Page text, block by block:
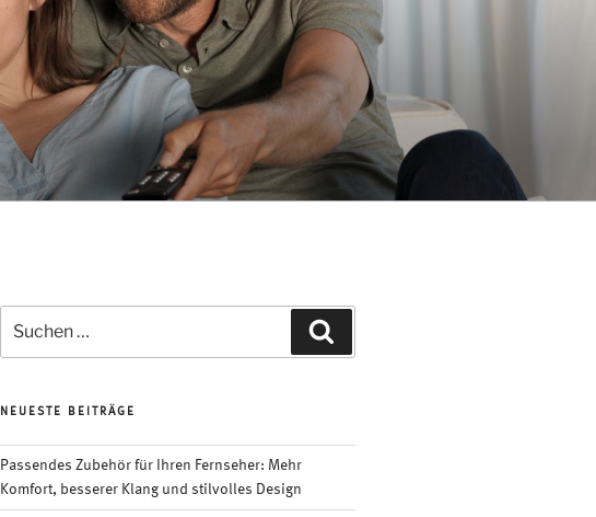
nach:
NEUESTE BEITRÄGE
Passendes Zubehör für Ihren Fernseher: Mehr
Komfort, besserer Klang und stilvolles Design